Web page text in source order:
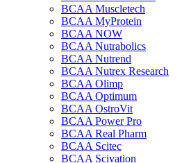
BCAA Muscletech
BCAA MyProtein
BCAA NOW
BCAA Nutrabolics
BCAA Nutrend
BCAA Nutrex Research
BCAA Olimp
BCAA Optimum
BCAA OstroVit
BCAA Power Pro
BCAA Real Pharm
BCAA Scitec
BCAA Scivation